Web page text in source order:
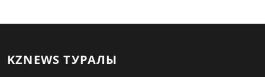
KZNEWS ТУРАЛЫ